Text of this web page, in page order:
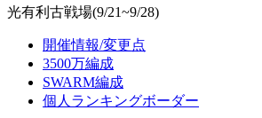
光有利古戦場(9/21~9/28)
開催情報/変更点
3500万編成
SWARM編成
個人ランキングボーダー